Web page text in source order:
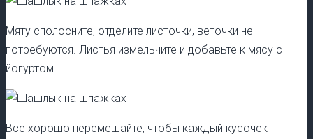
Мяту сполосните, отделите листочки, веточки не
потребуются. Листья измельчите и добавьте к мясу с
йогуртом.
Все хорошо перемешайте, чтобы каждый кусочек